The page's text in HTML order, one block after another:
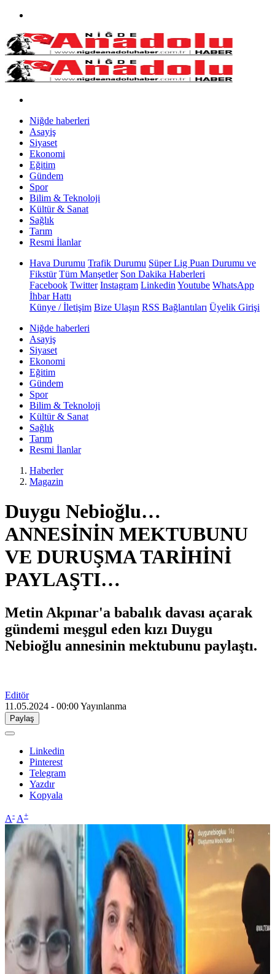
Niğde haberleri
Asayiş
Siyaset
Ekonomi
Eğitim
Gündem
Spor
Bilim & Teknoloji
Kültür & Sanat
Sağlık
Tarım
Resmi İlanlar
Hava Durumu Trafik Durumu Süper Lig Puan Durumu ve
Fikstür Tüm Manşetler Son Dakika Haberleri
Facebook Twitter Instagram Linkedin Youtube WhatsApp
İhbar Hattı
Künye / İletişim Bize Ulaşın RSS Bağlantıları Üyelik Girişi
Niğde haberleri
Asayiş
Siyaset
Ekonomi
Eğitim
Gündem
Spor
Bilim & Teknoloji
Kültür & Sanat
Sağlık
Tarım
Resmi İlanlar
Haberler
Magazin
Duygu Nebioğlu…
ANNESİNİN MEKTUBUNU
VE DURUŞMA TARİHİNİ
PAYLAŞTI…
Metin Akpınar'a babalık davası açarak
gündemi meşgul eden kızı Duygu
Nebioğlu annesinin mektubunu paylaştı.
Editör
11.05.2024 - 00:00Yayınlanma
Paylaş
Linkedin
Pinterest
Telegram
Yazdır
Kopyala
A- A+